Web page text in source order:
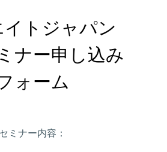
イトジャパン
ナー申し込み
ォーム
セミナー内容：